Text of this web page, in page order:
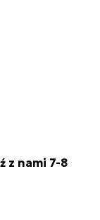
z nami 7-8